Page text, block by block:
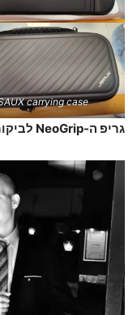
carrying case
גריפ ה-NeoGrip לביקורת נרכש על ידי המסקר.